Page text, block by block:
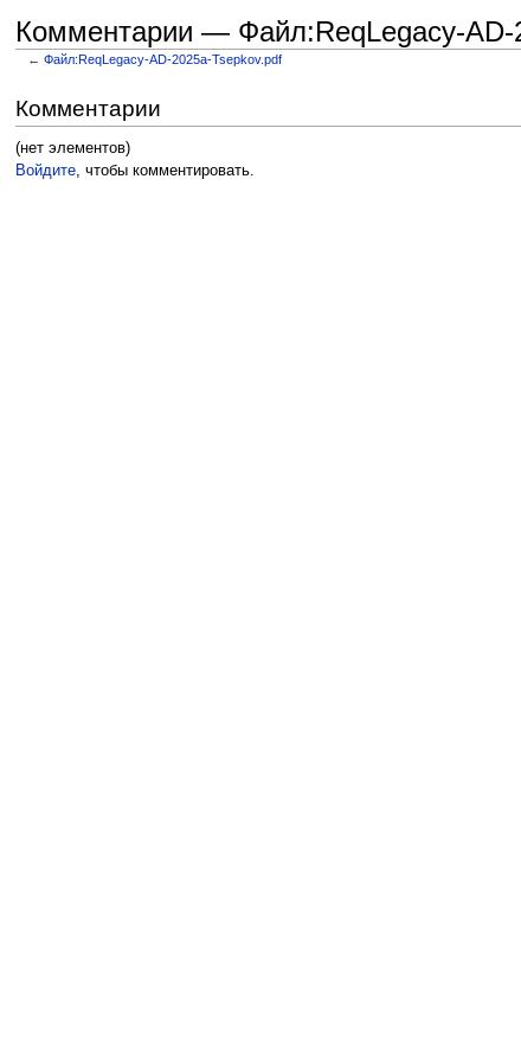
Комментарии — Файл:ReqLegacy-AD-
←Файл:ReqLegacy-AD-2025a-Tsepkov.pdf
навигация
Комментарии
(нет элементов)
Войдите, чтобы комментировать.